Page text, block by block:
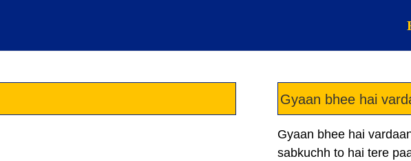
Gyaan bhee hai
Gyaan bhee hai
sabkuchh to hai tere